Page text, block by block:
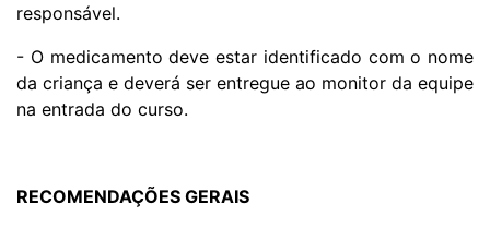
responsável.
- O medicamento deve estar identificado com o nome
da criança e deverá ser entregue ao monitor da equipe
na entrada do curso.
RECOMENDAÇÕES GERAIS